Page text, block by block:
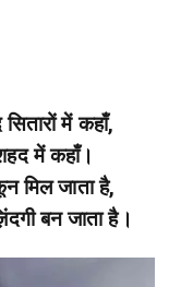
में कहाँ,
में कहाँ।
मिल जाता है,
बन जाता है।